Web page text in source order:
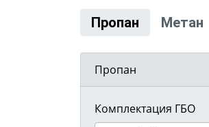
Пропан Метан
Пропан
Комплектация ГБО